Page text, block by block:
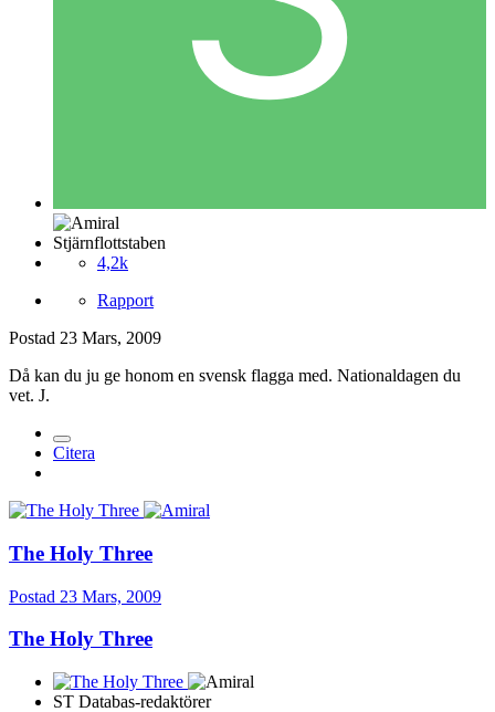
Stjärnflottstaben
4,2k
Rapport
Postad 23 Mars, 2009
Då kan du ju ge honom en svensk flagga med. Nationaldagen du
vet. J.
Citera
The Holy Three
Postad 23 Mars, 2009
The Holy Three
ST Databas-redaktörer